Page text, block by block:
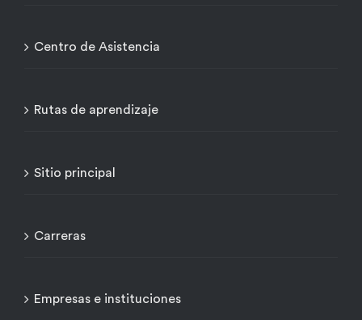
Centro de Asistencia
Rutas de aprendizaje
Sitio principal
Carreras
Empresas e instituciones